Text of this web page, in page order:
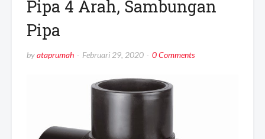
Pipa 4 Arah, Sambungan
Pipa
byataprumah Februari 29, 2020 0 Comments